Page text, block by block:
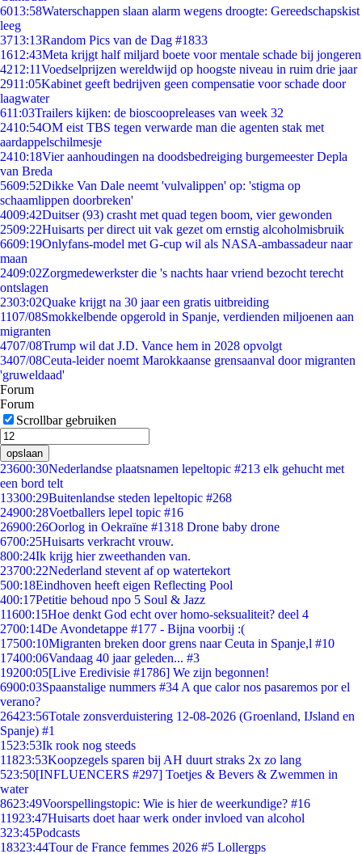
6013:58Waterschappen slaan alarm wegens droogte: Gereedschapskist
leeg
3713:13Random Pics van de Dag #1833
1612:43Meta krijgt half miljard boete voor mentale schade bij jongeren
4212:11Voedselprijzen wereldwijd op hoogste niveau in ruim drie jaar
2911:05Kabinet geeft bedrijven geen compensatie voor schade door
laagwater
611:03Trailers kijken: de bioscoopreleases van week 32
2410:54OM eist TBS tegen verwarde man die agenten stak met
aardappelschilmesje
2410:18Vier aanhoudingen na doodsbedreiging burgemeester Depla
van Breda
5609:52Dikke Van Dale neemt 'vulvalippen' op: 'stigma op
schaamlippen doorbreken'
4009:42Duitser (93) crasht met quad tegen boom, vier gewonden
2509:22Huisarts per direct uit vak gezet om ernstig alcoholmisbruik
6609:19Onlyfans-model met G-cup wil als NASA-ambassadeur naar
maan
2409:02Zorgmedewerkster die 's nachts haar vriend bezocht terecht
ontslagen
2303:02Quake krijgt na 30 jaar een gratis uitbreiding
1107/08Smokkelbende opgerold in Spanje, verdienden miljoenen aan
migranten
4707/08Trump wil dat J.D. Vance hem in 2028 opvolgt
3407/08Ceuta-leider noemt Marokkaanse grensaanval door migranten
'gruweldaad'
Forum
Forum
Scrollbar gebruiken
opslaan
23600:30Nederlandse plaatsnamen lepeltopic #213 elk gehucht met
een bord telt
13300:29Buitenlandse steden lepeltopic #268
24900:28Voetballers lepel topic #16
26900:26Oorlog in Oekraïne #1318 Drone baby drone
6700:25Huisarts verkracht vrouw.
800:24Ik krijg hier zweethanden van.
23700:22Nederland stevent af op watertekort
500:18Eindhoven heeft eigen Reflecting Pool
400:17Petitie behoud npo 5 Soul & Jazz
11600:15Hoe denkt God echt over homo-seksualiteit? deel 4
2700:14De Avondetappe #177 - Bijna voorbij :(
17500:10Migranten breken door grens naar Ceuta in Spanje,l #10
17400:06Vandaag 40 jaar geleden... #3
19200:05[Live Eredivisie #1786] We zijn begonnen!
6900:03Spaanstalige nummers #34 A que calor nos pasaremos por el
verano?
26423:56Totale zonsverduistering 12-08-2026 (Groenland, IJsland en
Spanje) #1
1523:53Ik rook nog steeds
11823:53Koopzegels sparen bij AH duurt straks 2x zo lang
523:50[INFLUENCERS #297] Toetjes & Bevers & Zwemmen in
water
8623:49Voorspellingstopic: Wie is hier de weerkundige? #16
11923:47Huisarts doet haar werk onder invloed van alcohol
323:45Podcasts
18323:44Tour de France femmes 2026 #5 Lollergps